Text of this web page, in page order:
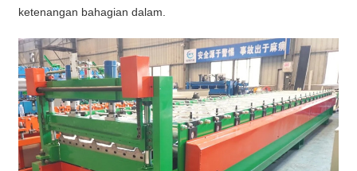
ketenangan bahagian dalam.